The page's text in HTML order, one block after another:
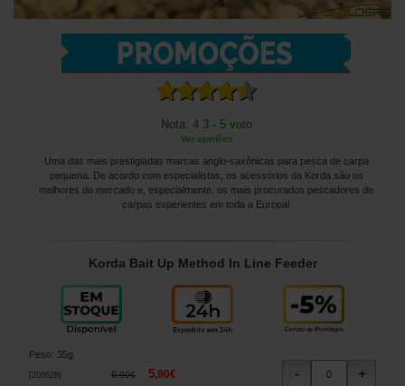
Nota: 4.3 - 5 voto
Ver opiniões
Uma das mais prestigiadas marcas anglo-saxônicas para pesca de carpa
pequena. De acordo com especialistas, os acessórios da Korda são os
melhores do mercado e, especialmente, os mais procurados pescadores de
carpas experientes em toda a Europa!
Korda Bait Up Method In Line Feeder
Peso: 35g
208628 ] 6,90€ 5,90€